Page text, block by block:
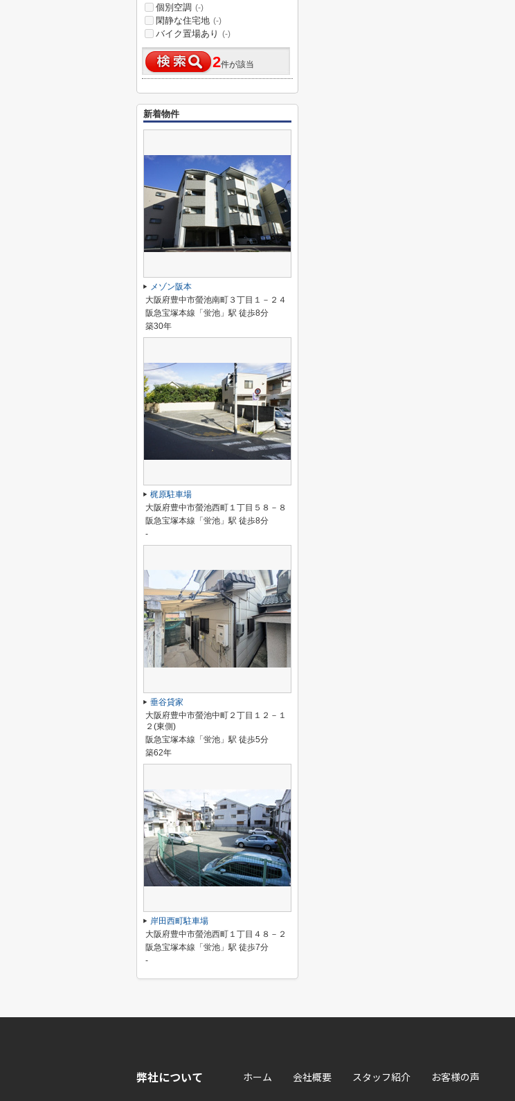
個別空調 (-)
閑静な住宅地 (-)
バイク置場あり (-)
2件が該当
新着物件
メゾン阪本
大阪府豊中市螢池南町３丁目１－２４
阪急宝塚本線「蛍池」駅 徒歩8分
築30年
梶原駐車場
大阪府豊中市螢池西町１丁目５８－８
阪急宝塚本線「蛍池」駅 徒歩8分
-
垂谷貸家
大阪府豊中市螢池中町２丁目１２－１
２(東側)
阪急宝塚本線「蛍池」駅 徒歩5分
築62年
岸田西町駐車場
大阪府豊中市螢池西町１丁目４８－２
阪急宝塚本線「蛍池」駅 徒歩7分
-
弊社について ホーム 会社概要 スタッフ紹介 お客様の声